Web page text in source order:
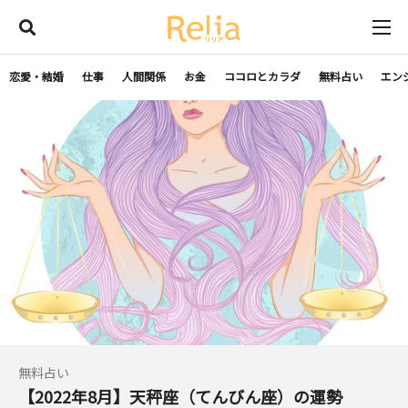
恋愛・結婚 仕事 人間関係 お金 ココロとカラダ 無料占い エン
無料占い
【2022年8月】天秤座（てんびん座）の運勢